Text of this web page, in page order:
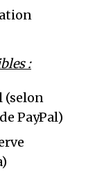
:
(selon
PayPal)